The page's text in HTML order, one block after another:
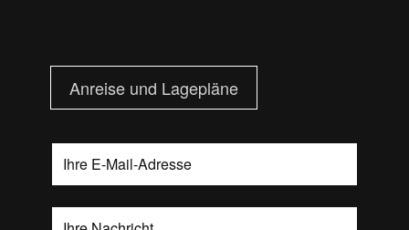
Anreise und Lagepläne